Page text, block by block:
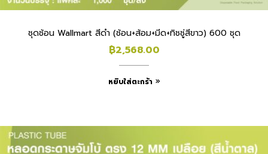
ชุดช้อน Wallmart สีดำ (ช้อน+ส้อม+มีด+ทิชชู่สีขาว) 600 ชุด
฿2,568.00
หยิบใส่ตะกร้า